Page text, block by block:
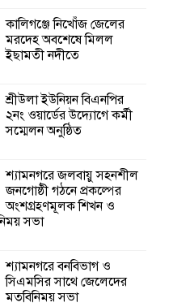
কালিগঞ্জে নিখোঁজ জেলের
মরদেহ অবশেষে মিলল
ইছামতী নদীতে
শ্রীউলা ইউনিয়ন বিএনপির
২নং ওয়ার্ডের উদ্যোগে কর্মী
সম্মেলন অনুষ্ঠিত
শ্যামনগরে জলবায়ু সহনশীল
জনগোষ্ঠী গঠনে প্রকল্পের
অংশগ্রহণমূলক শিখন ও
সভা
শ্যামনগরে বনবিভাগ ও
সিএমসির সাথে জেলেদের
মতবিনিময় সভা